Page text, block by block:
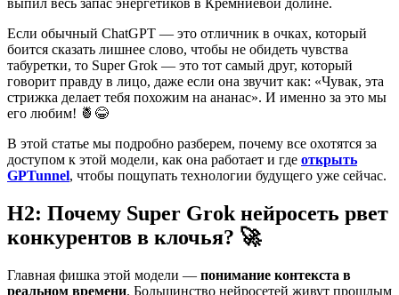
Если обычный ChatGPT — это отличник в очках, который
боится сказать лишнее слово, чтобы не обидеть чувства
табуретки, то Super Grok — это тот самый друг, который
говорит правду в лицо, даже если она звучит как: «Чувак, эта
стрижка делает тебя похожим на ананас». И именно за это мы
его любим! 🍍😂
В этой статье мы подробно разберем, почему все охотятся за
доступом к этой модели, как она работает и где открыть
GPTunnel, чтобы пощупать технологии будущего уже сейчас.
H2: Почему Super Grok нейросеть рвет
конкурентов в клочья? 🚀
Главная фишка этой модели — понимание контекста в
реальном времени. Большинство нейросетей живут прошлым